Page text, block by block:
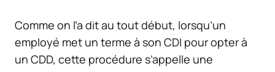
Comme on l’a dit au tout début, lorsqu’un
employé met un terme à son CDI pour opter à
un CDD, cette procédure s’appelle une